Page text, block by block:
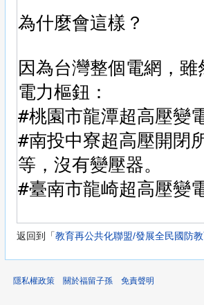
返回到「教育再公共化聯盟/發展全民國防
隱私權政策 關於福留子孫 免責聲明